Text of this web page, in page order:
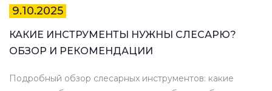
9.10.2025
КАКИЕ ИНСТРУМЕНТЫ НУЖНЫ СЛЕСАРЮ?
ОБЗОР И РЕКОМЕНДАЦИИ
Подробный обзор слесарных инструментов: какие